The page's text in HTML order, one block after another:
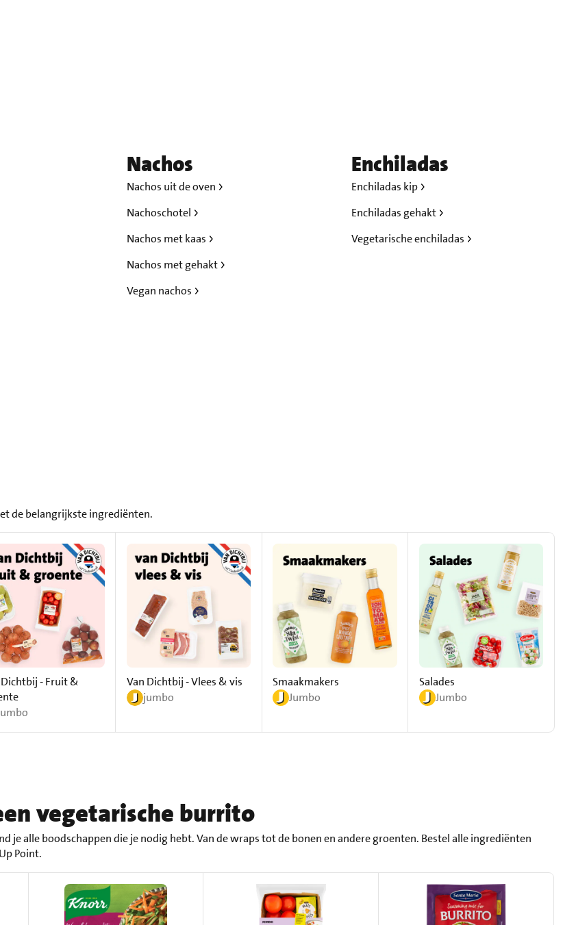
Nachos
Nachos uit de oven
Nachoschotel
Nachos met kaas
Nachos met gehakt
Vegan nachos
Enchiladas
Enchiladas kip
Enchiladas gehakt
Vegetarische enchiladas
de belangrijkste ingrediënten.
- Fruit &
Van Dichtbij - Vlees & vis
jumbo
Smaakmakers
Jumbo
Salades
Jumbo
vegetarische burrito
je alle boodschappen die je nodig hebt. Van de wraps tot de bonen en andere groenten. Bestel alle ingrediënten
Point.